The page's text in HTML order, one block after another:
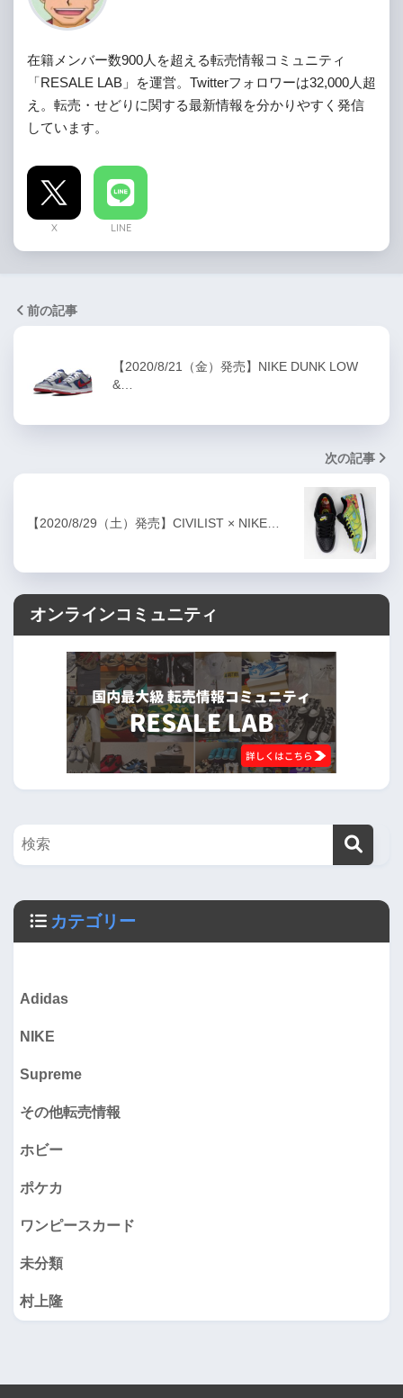
在籍メンバー数900人を超える転売情報コミュニティ
「RESALE LAB」を運営。Twitterフォロワーは32,000人超
え。転売・せどりに関する最新情報を分かりやすく発信
しています。
X LINE
前の記事
【2020/8/21（金）発売】NIKE DUNK LOW
&…
次の記事
【2020/8/29（土）発売】CIVILIST × NIKE…
オンラインコミュニティ
カテゴリー
Adidas
NIKE
Supreme
その他転売情報
ホビー
ポケカ
ワンピースカード
未分類
村上隆